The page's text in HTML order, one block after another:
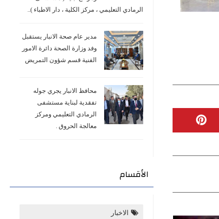
الرمادي التعليمي ، مركز الكلية ، دار الاطباء )..
مدير عام صحة الانبار يستقبل
وفد وزارة الصحة دائرة الامور
الفنية قسم شؤون التمريض
محافظ الانبار يجري جوله
تفقدية لبناية مستشفى
الرمادي التعليمي ومركز
معالجة الحروق .
الأقسام
الاخبار